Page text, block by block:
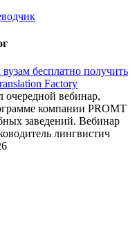
бесплатно получить
Factory
очередной вебинар,
компании PROMT
заведений. Вебинар
лингвистич